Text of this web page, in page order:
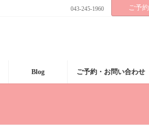
043-245-1960 ご予約
Blog ご予約・お問い合わせ